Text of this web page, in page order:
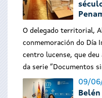
O delegado territorial,
conmemoración do Día
centro lucense, que
da serie “Documentos
09/